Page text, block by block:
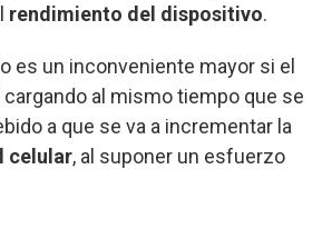
rendimiento del dispositivo.
es un inconveniente mayor si el
al mismo tiempo que se
a que se va a incrementar la
celular, al suponer un esfuerzo